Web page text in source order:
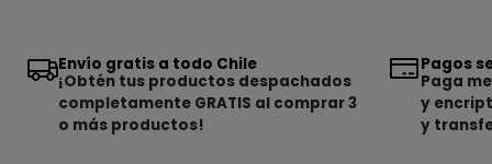
Envío gratis a todo Chile
¡Obtén tus productos despachados
completamente GRATIS al comprar 3
o más productos!
Pagos
Paga
y
y